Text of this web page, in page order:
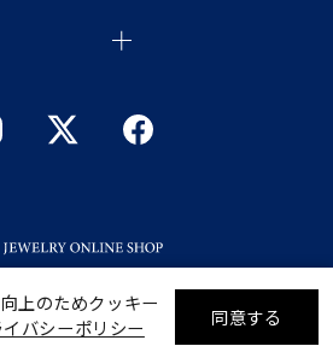
上のためクッキー
バシーポリシー
同意する